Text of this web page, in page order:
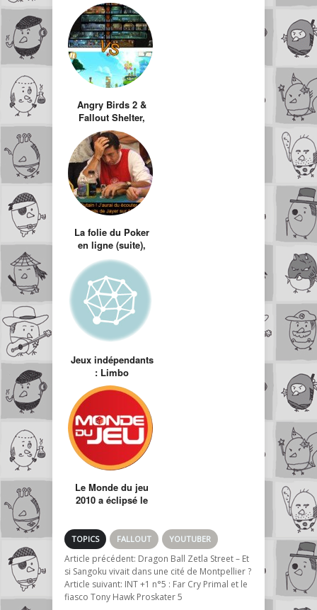
Angry Birds 2 &
Fallout Shelter,
que valent-ils ?
La folie du Poker
en ligne (suite),
aide et conseils
Jeux indépendants
: Limbo
Le Monde du jeu
2010 a éclipsé le
TOPICS FALLOUT YOUTUBER
Article précédent: Dragon Ball Zetla Street – Et
si Sangoku vivait dans une cité de Montpellier ?
Article suivant: INT +1 n°5 : Far Cry Primal et le
fiasco Tony Hawk Proskater 5